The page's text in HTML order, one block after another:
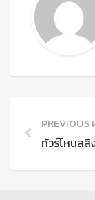
PREVIOUS
ทัวร์โหนสลิ